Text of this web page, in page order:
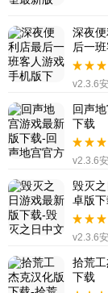
深夜
后一
v2.3.6
回声
下载
v2.3.6
毁灭
卓版下
v2.3.6
拾荒
下载